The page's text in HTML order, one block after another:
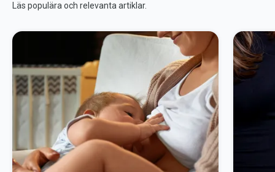
Läs populära och relevanta artiklar.